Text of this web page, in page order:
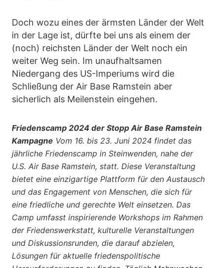
Doch wozu eines der ärmsten Länder der Welt
in der Lage ist, dürfte bei uns als einem der
(noch) reichsten Länder der Welt noch ein
weiter Weg sein. Im unaufhaltsamen
Niedergang des US-Imperiums wird die
Schließung der Air Base Ramstein aber
sicherlich als Meilenstein eingehen.
Friedenscamp 2024 der Stopp Air Base Ramstein
Kampagne Vom 16. bis 23. Juni 2024 findet das
jährliche Friedenscamp in Steinwenden, nahe der
U.S. Air Base Ramstein, statt. Diese Veranstaltung
bietet eine einzigartige Plattform für den Austausch
und das Engagement von Menschen, die sich für
eine friedliche und gerechte Welt einsetzen. Das
Camp umfasst inspirierende Workshops im Rahmen
der Friedenswerkstatt, kulturelle Veranstaltungen
und Diskussionsrunden, die darauf abzielen,
Lösungen für aktuelle friedenspolitische